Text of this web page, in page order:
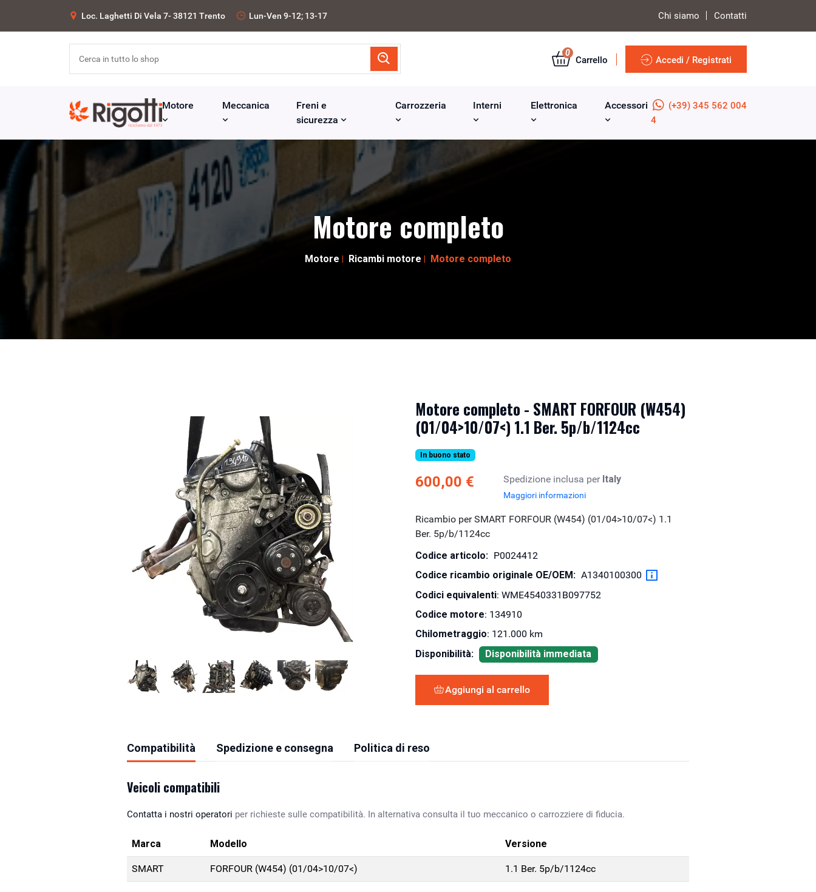
Loc. Laghetti Di Vela 7- 38121 Trento Lun-Ven 9-12; 13-17 Chi siamo Contatti
0
Carrello Accedi / Registrati
Motore Meccanica
Freni e
sicurezza
Carrozzeria Interni Elettronica Accessori
(+39) 345 562 004
4
Motore completo
Motore Ricambi motore Motore completo
Motore completo - SMART FORFOUR (W454)
(01/04>10/07<) 1.1 Ber. 5p/b/1124cc
In buono stato
600,00 € Spedizione inclusa per Italy
Maggiori informazioni
Ricambio per SMART FORFOUR (W454) (01/04>10/07<) 1.1
Ber. 5p/b/1124cc
Codice articolo: P0024412
Codice ricambio originale OE/OEM: A1340100300
Codici equivalenti: WME4540331B097752
Codice motore: 134910
Chilometraggio: 121.000 km
Disponibilità:
Disponibilità immediata
Aggiungi al carrello
Compatibilità Spedizione e consegna Politica di reso
Veicoli compatibili
Contatta i nostri operatori per richieste sulle compatibilità. In alternativa consulta il tuo meccanico o carrozziere di fiducia.
Marca Modello Versione
SMART FORFOUR (W454) (01/04>10/07<) 1.1 Ber. 5p/b/1124cc